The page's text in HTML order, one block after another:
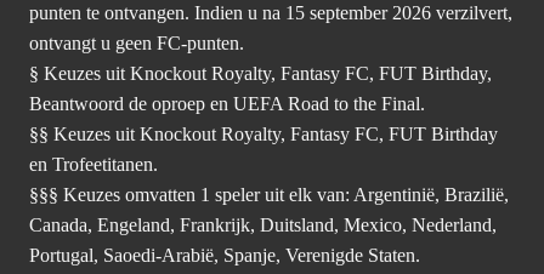
punten te ontvangen. Indien u na 15 september 2026 verzilvert,
ontvangt u geen FC-punten.
§ Keuzes uit Knockout Royalty, Fantasy FC, FUT Birthday,
Beantwoord de oproep en UEFA Road to the Final.
§§ Keuzes uit Knockout Royalty, Fantasy FC, FUT Birthday
en Trofeetitanen.
§§§ Keuzes omvatten 1 speler uit elk van: Argentinië, Brazilië,
Canada, Engeland, Frankrijk, Duitsland, Mexico, Nederland,
Portugal, Saoedi-Arabië, Spanje, Verenigde Staten.